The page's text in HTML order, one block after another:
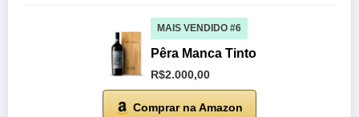
MAIS VENDIDO #6
Pêra Manca Tinto
R$2.000,00
Comprar na Amazon